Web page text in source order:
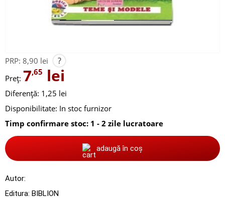
PRP: 8,90 lei ?
Preț: 7,65 lei
Diferență: 1,25 lei
Disponibilitate: In stoc furnizor
Timp confirmare stoc: 1 - 2 zile lucratoare
adaugă în coș
Autor:
Editura: BIBLION